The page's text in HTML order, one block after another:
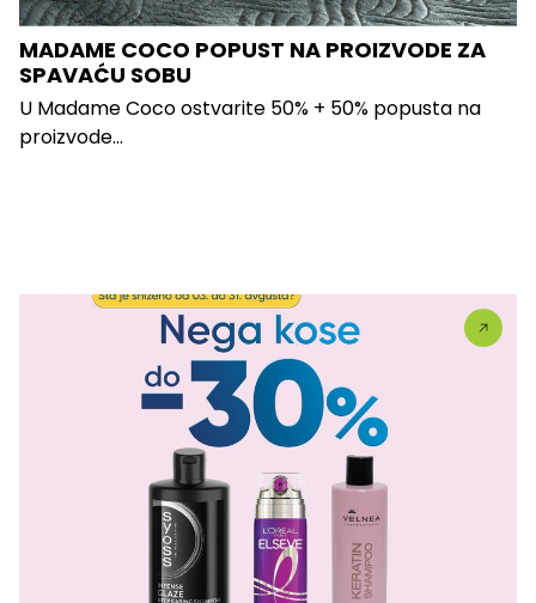
MADAME COCO POPUST NA PROIZVODE ZA
SPAVAĆU SOBU
U Madame Coco ostvarite 50% + 50% popusta na
proizvode...